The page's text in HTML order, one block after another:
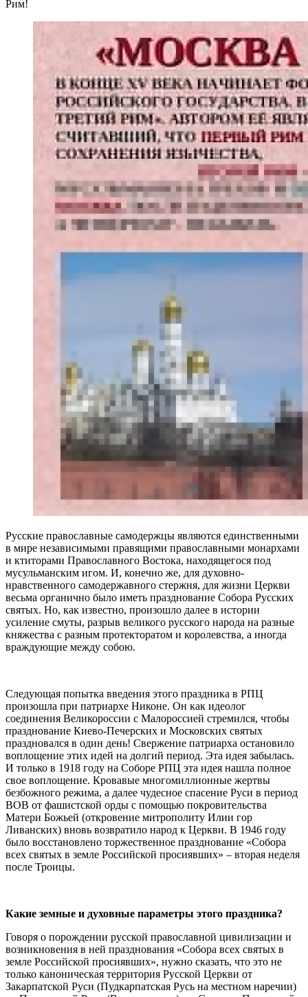
Рим!
Русские православные самодержцы являются единственными
в мире независимыми правящими православными монархами
и ктиторами Православного Востока, находящегося под
мусульманским игом. И, конечно же, для духовно-
нравственного самодержавного стержня, для жизни Церкви
весьма органично было иметь празднование Собора Русских
святых. Но, как известно, произошло далее в истории
усиление смуты, разрыв великого русского народа на разные
княжества с разным протекторатом и королевства, а иногда
враждующие между собою.
Следующая попытка введения этого праздника в РПЦ
произошла при патриархе Никоне. Он как идеолог
соединения Великороссии с Малороссией стремился, чтобы
празднование Киево-Печерских и Московских святых
праздновался в один день! Свержение патриарха остановило
воплощение этих идей на долгий период. Эта идея забылась.
И только в 1918 году на Соборе РПЦ эта идея нашла полное
свое воплощение. Кровавые многомиллионные жертвы
безбожного режима, а далее чудесное спасение Руси в период
ВОВ от фашистской орды с помощью покровительства
Матери Божьей (откровение митрополиту Илии гор
Ливанских) вновь возвратило народ к Церкви. В 1946 году
было восстановлено торжественное празднование «Собора
всех святых в земле Российской просиявших» – вторая неделя
после Троицы.
Какие земные и духовные параметры этого праздника?
Говоря о порождении русской православной цивилизации и
возникновения в ней празднования «Собора всех святых в
земле Российской просиявших», нужно сказать, что это не
только каноническая территория Русской Церкви от
Закарпатской Руси (Пудкарпатская Русь на местном наречии)